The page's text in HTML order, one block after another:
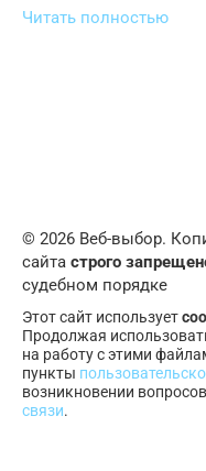
Читать полностью
© 2026 Веб-выбор.
сайта строго
судебном порядке
Этот сайт использует
Продолжая
на работу с этими
пункты
возникновении
связи.